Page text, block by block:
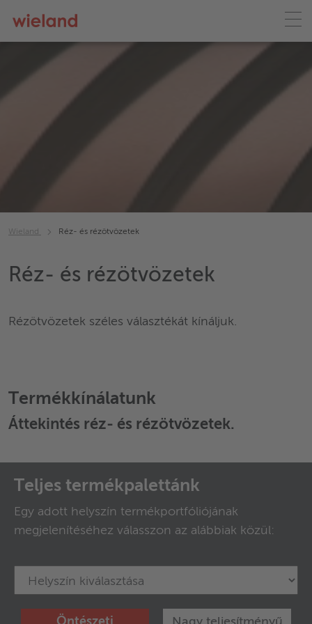
Wieland Réz- és rézötvözetek
Réz- és rézötvözetek
Rézötvözetek széles választékát kínáljuk.
Termékkínálatunk
Áttekintés réz- és rézötvözetek.
Teljes termékpalettánk
Egy adott helyszín termékportfóliójának
megjelenítéséhez válasszon az alábbiak közül: